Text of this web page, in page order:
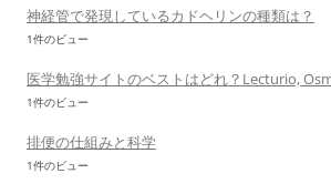
神経管で発現しているカドヘリンの種類は？
1件のビュー
医学勉強サイトのベストはどれ？Lecturio,
1件のビュー
排便の仕組みと科学
1件のビュー